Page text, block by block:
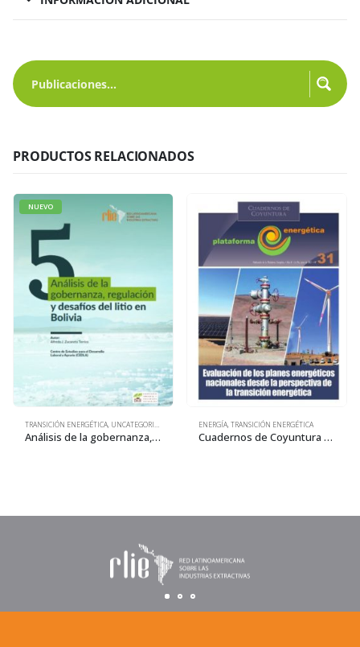
PRODUCTOS RELACIONADOS
NUEVO
TRANSICIÓN ENERGÉTICA, UNCATEGORIZED
Análisis de la gobernanza, regulación y desafíos del litio en Bolivia
ENERGÍA,TRANSICIÓN ENERGÉTICA
Cuadernos de Coyuntura 31: Evaluación de los planes energéticos nacionales desde la perspectiva de la transición energética